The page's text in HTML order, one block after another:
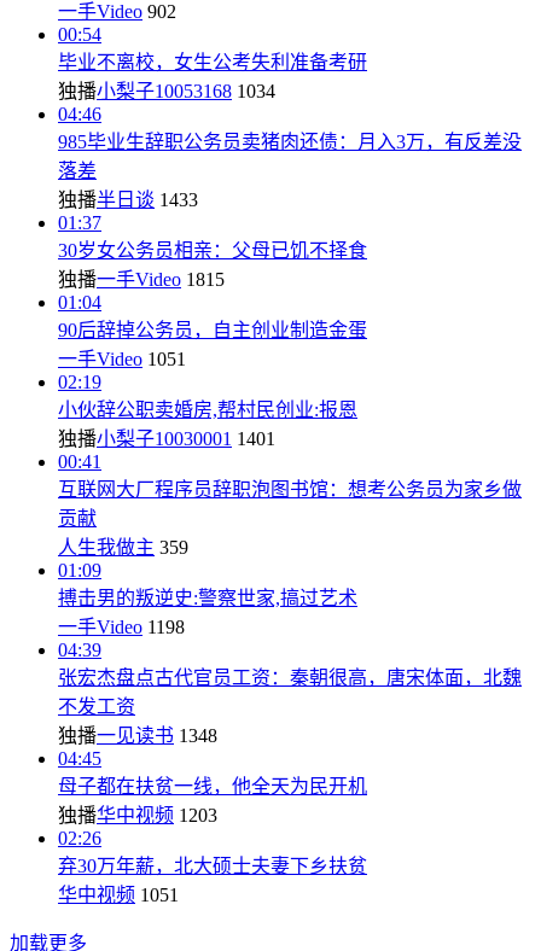
一手Video 902
00:54
毕业不离校，女生公考失利准备考研
独播小梨子10053168 1034
04:46
985毕业生辞职公务员卖猪肉还债：月入3万，有反差没
落差
独播半日谈 1433
01:37
30岁女公务员相亲：父母已饥不择食
独播一手Video 1815
01:04
90后辞掉公务员，自主创业制造金蛋
一手Video 1051
02:19
小伙辞公职卖婚房,帮村民创业:报恩
独播小梨子10030001 1401
00:41
互联网大厂程序员辞职泡图书馆：想考公务员为家乡做
贡献
人生我做主 359
01:09
搏击男的叛逆史:警察世家,搞过艺术
一手Video 1198
04:39
张宏杰盘点古代官员工资：秦朝很高，唐宋体面，北魏
不发工资
独播一见读书 1348
04:45
母子都在扶贫一线，他全天为民开机
独播华中视频 1203
02:26
弃30万年薪，北大硕士夫妻下乡扶贫
华中视频 1051
加载更多